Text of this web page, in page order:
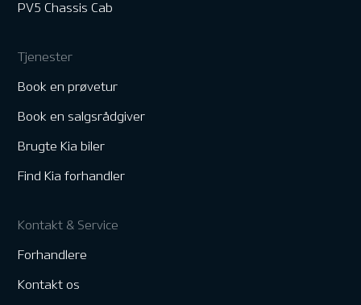
PV5 Chassis Cab
Tjenester
Book en prøvetur
Book en salgsrådgiver
Brugte Kia biler
Find Kia forhandler
Kontakt & Service
Forhandlere
Kontakt os